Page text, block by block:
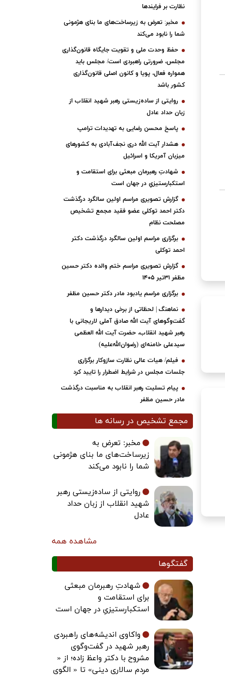
نظارت بر فرایندها
مخبر: تعرض به زیرساخت‌های ما بنای هژمونی
شما را نابود می‌کند
حفظ وحدت ملی و تقویت جایگاه قانون‌گذاری
مجلس، ضرورتی راهبردی است/ مجلس باید
همواره فعال، پویا و کانون اصلی قانون‌گذاری
کشور باشد
روایتی از ساده‌زیستی رهبر شهید انقلاب از
زبان حداد عادل
پاسخ محسن رضایی به تهدیدات ترامپ
هشدار آیت الله دری نجف‌آبادی به کشورهای
میزبان آمریکا و اسرائیل
شهادتِ رهبرمان مبعثی برای استقامت و
استکبارستیزیِ در جهان است
گزارش تصویری مراسم اولین سالگرد درگذشت
دکتر احمد توکلی عضو فقید مجمع تشخیص
مصلحت نظام
برگزاری مراسم اولین سالگرد درگذشت دکتر
احمد توکلی
گزارش تصویری مراسم ختم والده دکتر حسین
مظفر ۳۱تیر ۱۴۰۵
برگزاری مراسم یادبود مادر دکتر حسین مظفر
نماهنگ | لحظاتی از برخی دیدارها و
گفت‌وگوهای آیت ‌الله صادق آملی لاریجانی با
رهبر شهید انقلاب، حضرت آیت‌ الله العظمی
سیدعلی خامنه‌ای (رضوان‌الله‌علیه)
فیلم/ هیات عالی نظارت سازوکار برگزاری
جلسات مجلس در شرایط اضطرار را تایید کرد
پیام تسلیت رهبر انقلاب به مناسبت درگذشت
مادر حسین مظفر
مجمع تشخیص در رسانه ها
مخبر: تعرض به
زیرساخت‌های ما بنای هژمونی
شما را نابود می‌کند
روایتی از ساده‌زیستی رهبر
شهید انقلاب از زبان حداد
عادل
مشاهده همه
گفتگوها
شهادتِ رهبرمان مبعثی
برای استقامت و
استکبارستیزیِ در جهان است
واکاوی اندیشه‌های راهبردی
رهبر شهید در گفت‌وگوی
مشروح با دکتر واعظ زاده؛ از «
مردم سالاری دینی» تا « الگوی